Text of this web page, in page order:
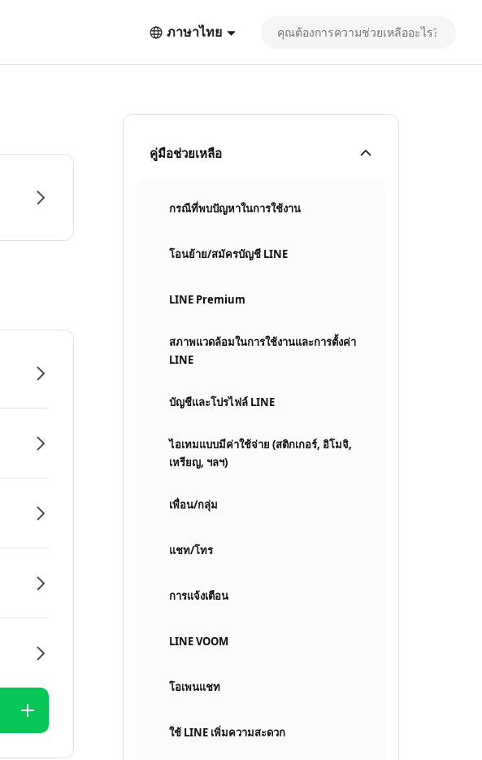
ภาษาไทย
คู่มือช่วยเหลือ
กรณีที่พบปัญหาในการใช้งาน
โอนย้าย/สมัครบัญชี LINE
LINE Premium
สภาพแวดล้อมในการใช้งานและการตั้งค่า
LINE
บัญชีและโปรไฟล์ LINE
ไอเทมแบบมีค่าใช้จ่าย (สติกเกอร์, อิโมจิ,
เหรียญ, ฯลฯ)
เพื่อน/กลุ่ม
แชท/โทร
การแจ้งเตือน
LINE VOOM
โอเพนแชท
ใช้ LINE เพิ่มความสะดวก